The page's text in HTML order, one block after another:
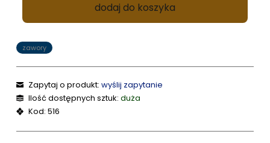
dodaj do koszyka
zawory
Zapytaj o produkt:wyślij zapytanie
Ilość dostępnych sztuk:duża
Kod: 516